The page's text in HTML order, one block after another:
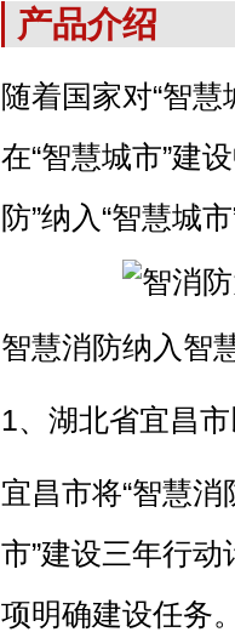
产品介绍
随着国家对“智
在“智慧城市”建
防”纳入“智慧城
智慧消防纳入智
1、湖北省宜昌市
宜昌市将“智慧
市”建设三年行
项明确建设任务